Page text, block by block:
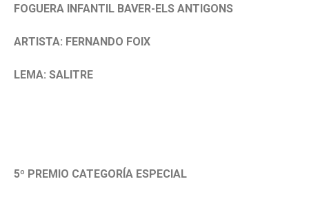
FOGUERA INFANTIL BAVER-ELS ANTIGONS
ARTISTA: FERNANDO FOIX
LEMA: SALITRE
5º PREMIO CATEGORÍA ESPECIAL